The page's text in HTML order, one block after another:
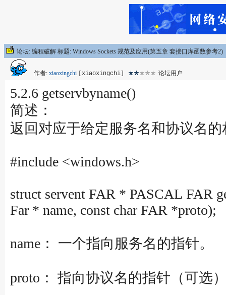
论坛: 编程破解 标题: Windows Sockets 规范及应用(第五章 套接口库函数参考2)
作者: xiaoxingchi [xiaoxingchi] 论坛用户
5.2.6 getservbyname()
简述：
返回对应于给定服务名和协议名
#include <windows.h>
struct servent FAR * PASCAL FAR
Far * name, const char FAR *proto);
name： 一个指向服务名的指针。
proto： 指向协议名的指针（可选